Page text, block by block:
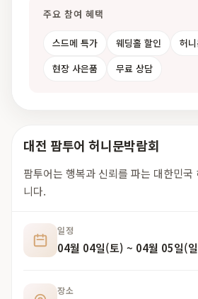
주요 참여 혜택
스드메 특가 웨딩홀 할인
허
현장 사은품
무료 상담
대전 팜투어 허니문박람회
팜투어는 행복과 신뢰를 파는 대한민국
니다.
일정
04월 04일(토) ~ 04월 05일(
장소